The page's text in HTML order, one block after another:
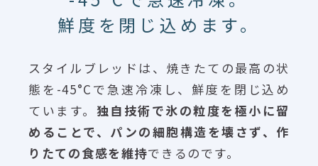
鮮度を閉じ込めます。
スタイルブレッドは、焼きたての最高の状
態を-45°Cで急速冷凍し、鮮度を閉じ込め
ています。 独自技術で氷の粒度を極小に留
めることで、パンの細胞構造を壊さず、作
りたての食感を維持できるのです。